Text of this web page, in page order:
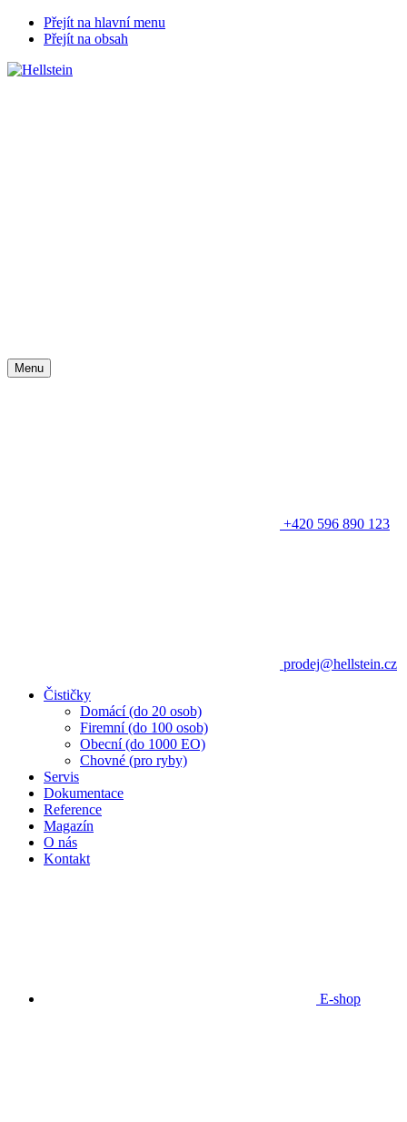
Přejít na hlavní menu
Přejít na obsah
Menu
+420 596 890 123
prodej@hellstein.cz
Čističky
Domácí (do 20 osob)
Firemní (do 100 osob)
Obecní (do 1000 EO)
Chovné (pro ryby)
Servis
Dokumentace
Reference
Magazín
O nás
Kontakt
E-shop
Chat zákaznické podpory